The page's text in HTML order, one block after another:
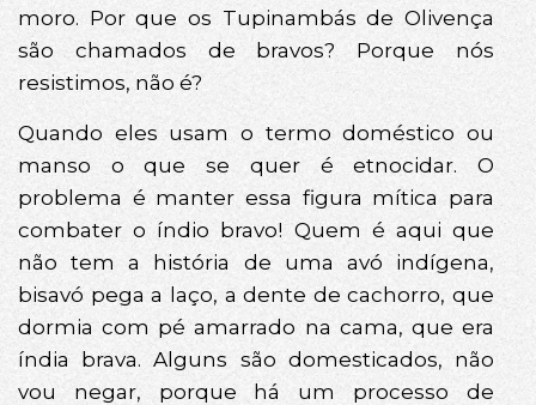
moro. Por que os Tupinambás de Olivença
são chamados de bravos? Porque nós
resistimos, não é?
Quando eles usam o termo doméstico ou
manso o que se quer é etnocidar. O
problema é manter essa figura mítica para
combater o índio bravo! Quem é aqui que
não tem a história de uma avó indígena,
bisavó pega a laço, a dente de cachorro, que
dormia com pé amarrado na cama, que era
índia brava. Alguns são domesticados, não
vou negar, porque há um processo de